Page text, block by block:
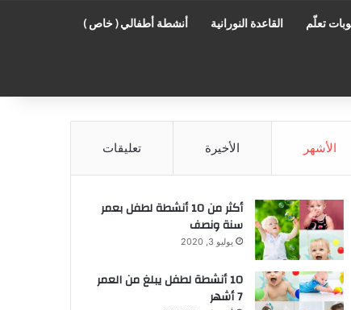
تعلّم القاعدة النورانية أنشطة أطفالي ( خاص )
الأشهر الأخيرة تعليقات
أكثر من 10 أنشطة لطفل بعمر
سنة ونصف
يوليو 3, 2020
10 أنشطة لطفل يبلغ من العمر
7 أشهر